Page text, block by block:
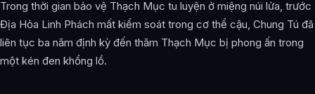
Trong thời gian bảo vệ Thạch Mục tu luyện ở miệng núi lửa, trước
Địa Hỏa Linh Phách mất kiểm soát trong cơ thể cậu, Chung Tú đã
liên tục ba năm định kỳ đến thăm Thạch Mục bị phong ấn trong
một kén đen khổng lồ.